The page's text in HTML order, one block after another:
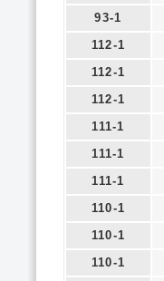
93-1
112-1
112-1
112-1
111-1
111-1
111-1
110-1
110-1
110-1